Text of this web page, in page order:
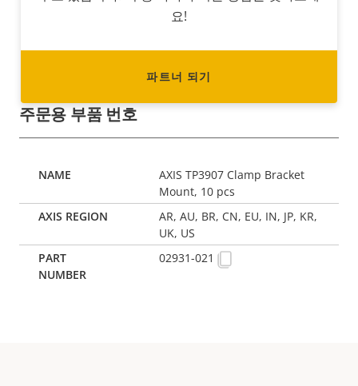
요!
파트너 되기
주문용 부품 번호
AXIS TP3907 Clamp Bracket
Mount, 10 pcs
AR, AU, BR, CN, EU, IN, JP, KR,
UK, US
02931-021